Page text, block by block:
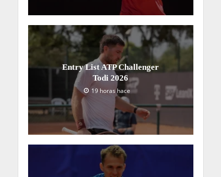
Entry List ATP Challenger
Todi 2026
19 horas hace